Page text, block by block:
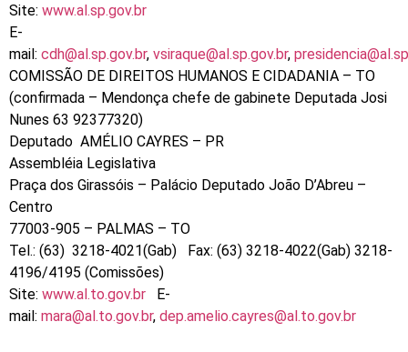
Site: www.al.sp.gov.br
E-
mail: cdh@al.sp.gov.br, vsiraque@al.sp.gov.br,
COMISSÃO DE DIREITOS HUMANOS E CIDADANIA – TO
(confirmada – Mendonça chefe de gabinete Deputada Josi
Nunes 63 92377320)
Deputado AMÉLIO CAYRES – PR
Assembléia Legislativa
Praça dos Girassóis – Palácio Deputado João D’Abreu –
Centro
77003-905 – PALMAS – TO
Tel.: (63) 3218-4021(Gab) Fax: (63) 3218-4022(Gab) 3218-
4196/4195 (Comissões)
Site: www.al.to.gov.br E-
mail: mara@al.to.gov.br, dep.amelio.cayres@al.to.gov.br